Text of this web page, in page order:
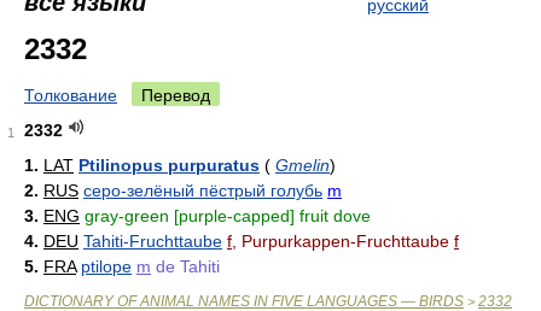
русский
2332
Толкование Перевод
1
2332
1. LAT Ptilinopus purpuratus ( Gmelin)
2. RUS серо-зелёный пёстрый голубь m
3. ENG gray-green [purple-capped] fruit dove
4. DEU Tahiti-Fruchttaube f , Purpurkappen-Fruchttaube f
5. FRA ptilope m de Tahiti
DICTIONARY OF ANIMAL NAMES IN FIVE LANGUAGES — BIRDS > 2332